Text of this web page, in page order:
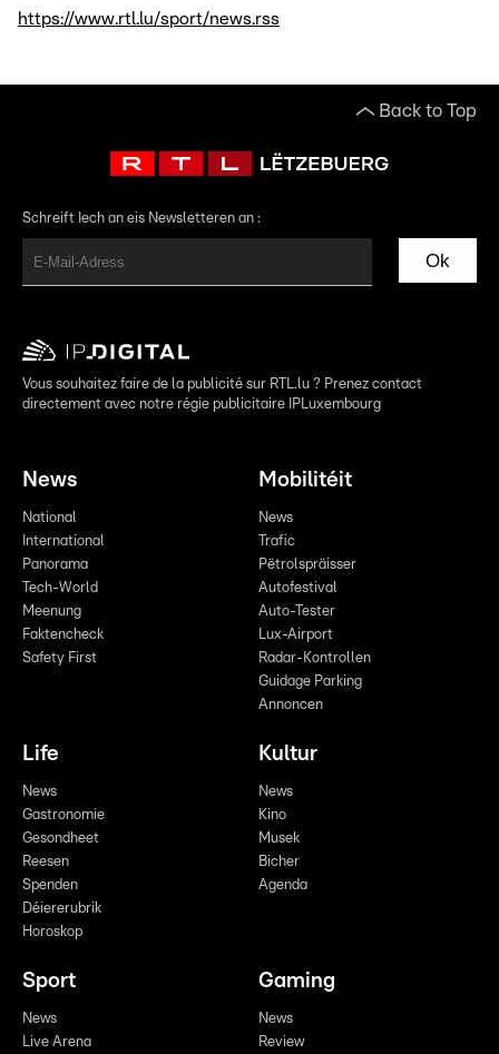
https://www.rtl.lu/sport/news.rss
Back to Top
Schreift Iech an eis Newsletteren an :
Ok
Vous souhaitez faire de la publicité sur RTL.lu ? Prenez contact
directement avec notre régie publicitaire IPLuxembourg
News
National
International
Panorama
Tech-World
Meenung
Faktencheck
Safety First
Mobilitéit
News
Trafic
Pëtrolspräisser
Autofestival
Auto-Tester
Lux-Airport
Radar-Kontrollen
Guidage Parking
Annoncen
Life
News
Gastronomie
Gesondheet
Reesen
Spenden
Déiererubrik
Horoskop
Kultur
News
Kino
Musek
Bicher
Agenda
Sport
News
Live Arena
Gaming
News
Review